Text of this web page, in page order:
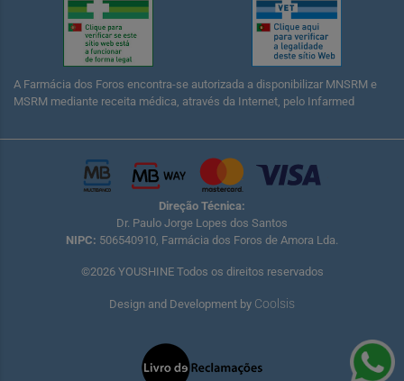
A Farmácia dos Foros encontra-se autorizada a disponibilizar MNSRM e
MSRM mediante receita médica, através da Internet, pelo Infarmed
Direção Técnica:
Dr. Paulo Jorge Lopes dos Santos
NIPC: 506540910, Farmácia dos Foros de Amora Lda.
©2026 YOUSHINE Todos os direitos reservados
Design and Development by Coolsis